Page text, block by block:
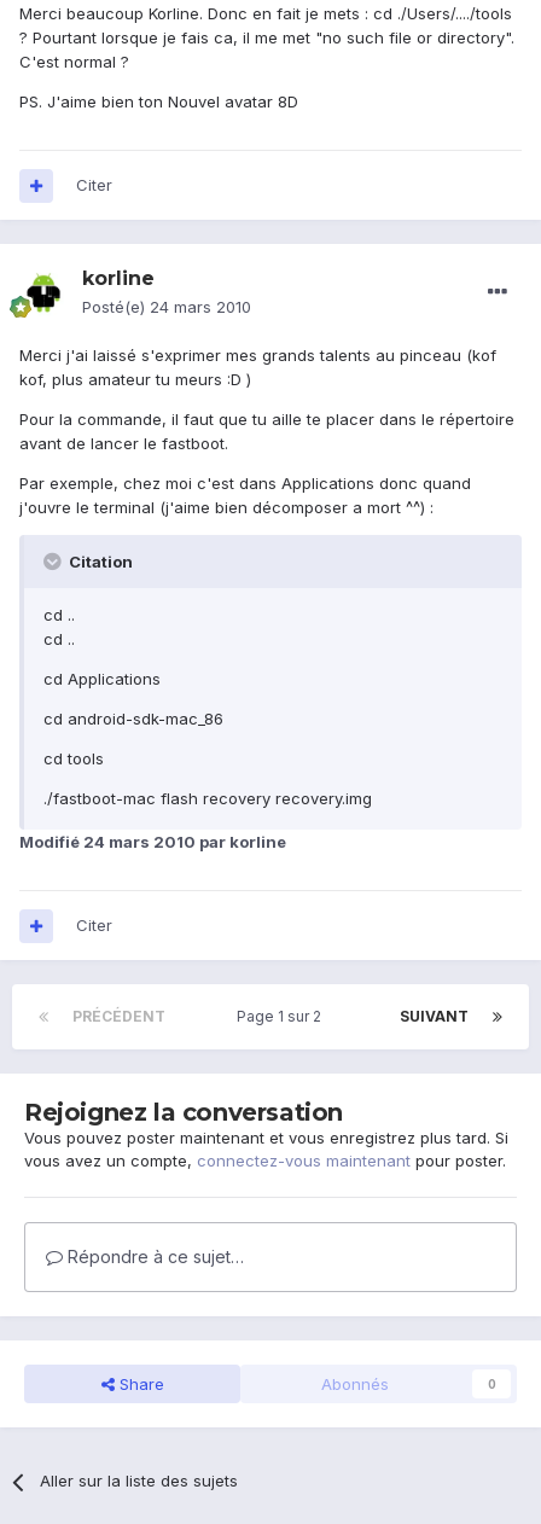
Merci beaucoup Korline. Donc en fait je mets : cd ./Users/..../tools
? Pourtant lorsque je fais ca, il me met "no such file or directory".
C'est normal ?
PS. J'aime bien ton Nouvel avatar 8D
Citer
korline
Posté(e) 24 mars 2010
Merci j'ai laissé s'exprimer mes grands talents au pinceau (kof
kof, plus amateur tu meurs :D )
Pour la commande, il faut que tu aille te placer dans le répertoire
avant de lancer le fastboot.
Par exemple, chez moi c'est dans Applications donc quand
j'ouvre le terminal (j'aime bien décomposer a mort ^^) :
Citation
cd ..
cd ..
cd Applications
cd android-sdk-mac_86
cd tools
./fastboot-mac flash recovery recovery.img
Modifié 24 mars 2010 par korline
Citer
PRÉCÉDENT SUIVANT
Page 1 sur 2
Rejoignez la conversation
Vous pouvez poster maintenant et vous enregistrez plus tard. Si
vous avez un compte, connectez-vous maintenant pour poster.
Répondre à ce sujet…
Share Abonnés 0
Aller sur la liste des sujets